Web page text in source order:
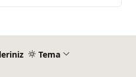
Tema